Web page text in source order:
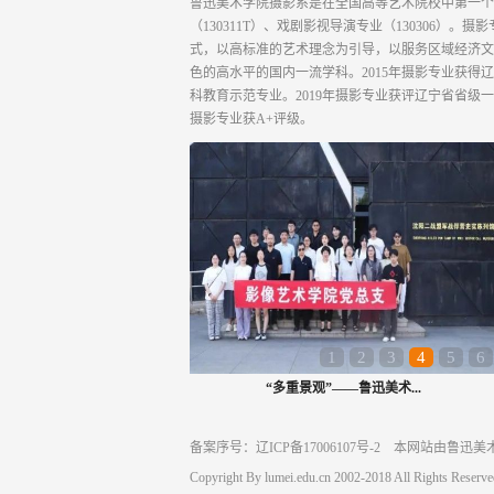
鲁迅美术学院摄影系是在全国高等艺术院校中第一
（130311T）、戏剧影视导演专业（130306）。
式，以高标准的艺术理念为引导，以服务区域经济
色的高水平的国内一流学科。2015年摄影专业获得
科教育示范专业。2019年摄影专业获评辽宁省省级
摄影专业获A+评级。
1 2 3 4 5 6
“多重景观”——鲁迅美术...
备案序号：辽ICP备17006107号-2 本网站由鲁迅美
Copyright By lumei.edu.cn 2002-2018 All Rights